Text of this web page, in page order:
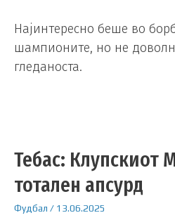
Најинтересно беше во
шампионите, но не
гледаноста.
Тебас: Клупскиот
тотален апсурд
Фудбал / 13.06.2025